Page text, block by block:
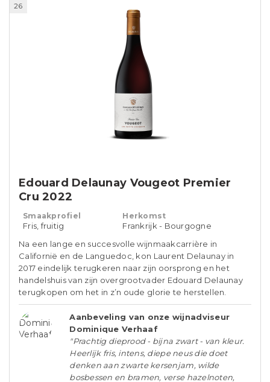
26
Edouard Delaunay Vougeot Premier
Cru 2022
Smaakprofiel
Fris, fruitig
Herkomst
Frankrijk - Bourgogne
Na een lange en succesvolle wijnmaakcarrière in
Californië en de Languedoc, kon Laurent Delaunay in
2017 eindelijk terugkeren naar zijn oorsprong en het
handelshuis van zijn overgrootvader Edouard Delaunay
terugkopen om het in z’n oude glorie te herstellen.
Aanbeveling van onze wijnadviseur
Dominique Verhaaf
"Prachtig dieprood - bijna zwart - van kleur.
Heerlijk fris, intens, diepe neus die doet
denken aan zwarte kersenjam, wilde
bosbessen en bramen, verse hazelnoten,